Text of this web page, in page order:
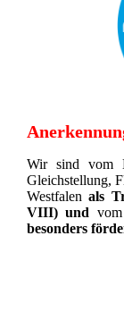
Wir sind vom
Gleichstellung,
Westfalenals
VIII) und
besonders